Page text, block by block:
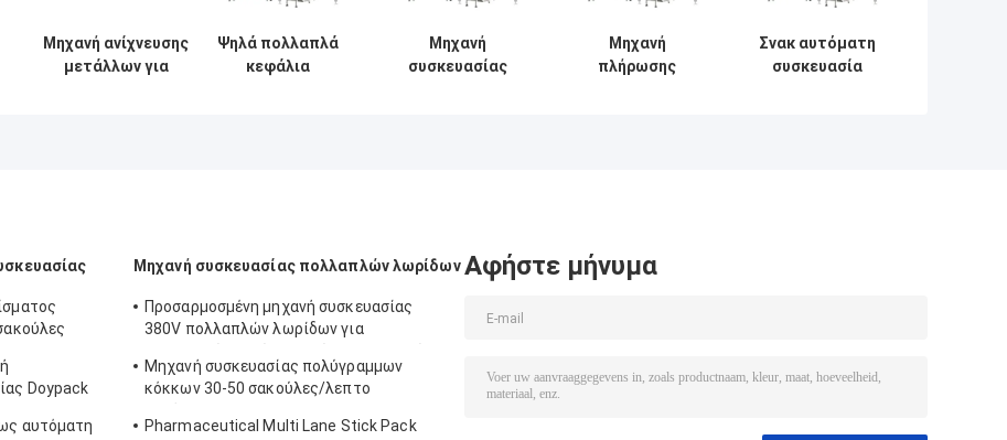
Μηχανή ανίχνευσης
μετάλλων για
Ψηλά πολλαπλά
κεφάλια
Μηχανή
συσκευασίας
Μηχανή
πλήρωσης
Σνακ αυτόματη
συσκευασία
Doypack
αυτόματη
Μηχανή συσκευασίας πολλαπλών λωρίδων
Προσαρμοσμένη μηχανή συσκευασίας
380V πολλαπλών λωρίδων για
Μηχανή συσκευασίας πολύγραμμων
κόκκων 30-50 σακούλες/λεπτο
Pharmaceutical Multi Lane Stick Pack
Αφήστε μήνυμα